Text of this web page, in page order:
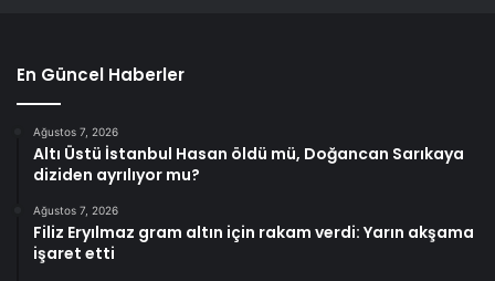
En Güncel Haberler
Ağustos 7, 2026
Altı Üstü İstanbul Hasan öldü mü, Doğancan Sarıkaya
diziden ayrılıyor mu?
Ağustos 7, 2026
Filiz Eryılmaz gram altın için rakam verdi: Yarın akşama
işaret etti